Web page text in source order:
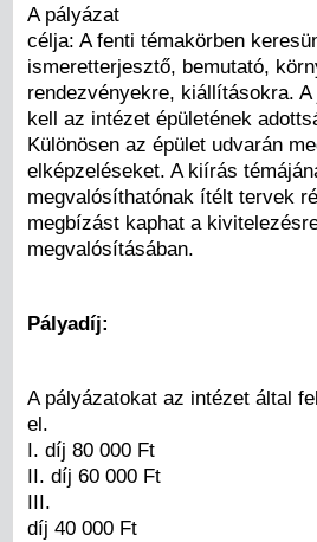
A pályázat
célja: A fenti témakörben
ismeretterjesztő, bemutató,
rendezvényekre, kiállításokra.
kell az intézet épületének
Különösen az épület udvarán
elképzeléseket. A kiírás
megvalósíthatónak ítélt tervek
megbízást kaphat a
megvalósításában.
Pályadíj:
A pályázatokat az intézet által
el.
I. díj 80 000 Ft
II. díj 60 000 Ft
III.
díj 40 000 Ft